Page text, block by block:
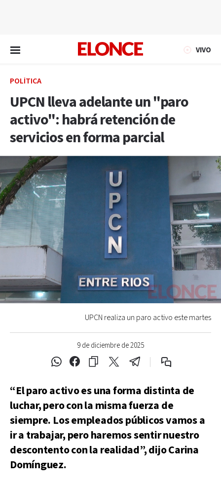
VIVO
POLÍTICA
UPCN lleva adelante un "paro
activo": habrá retención de
servicios en forma parcial
9 de diciembre de 2025
UPCN realiza un paro activo este martes
“El paro activo es una forma distinta de
luchar, pero con la misma fuerza de
siempre. Los empleados públicos vamos a
ir a trabajar, pero haremos sentir nuestro
descontento con la realidad”, dijo Carina
Domínguez.